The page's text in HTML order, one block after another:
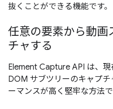
抜くことができる機能です。
任意の要素から動画
チャする
Element Capture API は、
DOM サブツリーのキャプ
ーマンスが高く堅牢な方法で